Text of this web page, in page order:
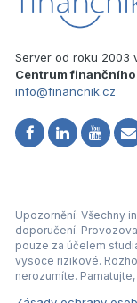
Server od roku 2003
Centrum
info@financnik.cz
Upozornění: Všechny
doporučení.
pouze za účelem
vysoce rizikové.
nerozumíte.